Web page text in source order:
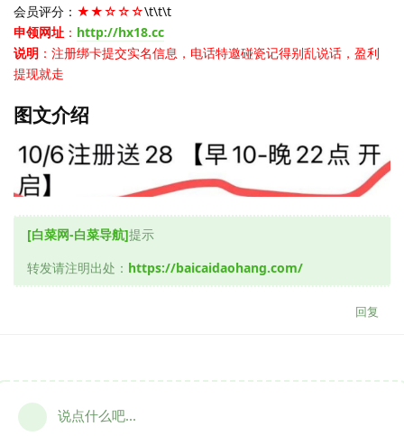
会员评分： ★★☆☆☆\t\t\t
申领网址 ： http://hx18.cc
说明 ：注册绑卡提交实名信息，电话特邀碰瓷记得别乱说话，盈利
提现就走
图文介绍
[白菜网-白菜导航]提示
转发请注明出处： https://baicaidaohang.com/
回复
说点什么吧...